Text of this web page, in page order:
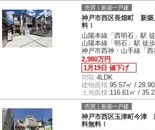
売買｜新築一戸建
神戸市西区長畑町 新
料！
山陽本線「西明石」駅
山陽本線「明石」駅 徒
神戸市西神・山手線「
2,980万円
1月19日 値下げ
間取:4LDK
建物面積:95.57㎡ /
土地面積:116.61㎡ /
売買｜新築一戸建
神戸市西区玉津町今津
料無料！